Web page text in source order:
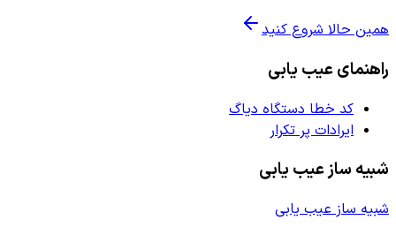
همین حالا شروع کنید
راهنمای عیب یابی
کد خطا دستگاه دیاگ
ایرادات پر تکرار
شبیه ساز عیب یابی
شبیه ساز عیب یابی